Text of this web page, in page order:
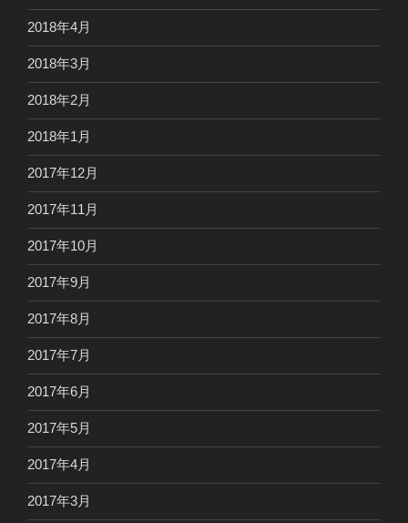
2018年4月
2018年3月
2018年2月
2018年1月
2017年12月
2017年11月
2017年10月
2017年9月
2017年8月
2017年7月
2017年6月
2017年5月
2017年4月
2017年3月